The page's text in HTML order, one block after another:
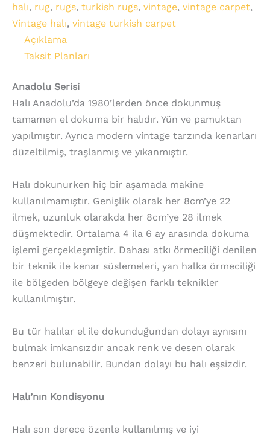
halı, rug, rugs, turkish rugs, vintage, vintage carpet,
Vintage halı, vintage turkish carpet
Açıklama
Taksit Planları
Anadolu Serisi
Halı Anadolu’da 1980’lerden önce dokunmuş
tamamen el dokuma bir halıdır. Yün ve pamuktan
yapılmıştır. Ayrıca modern vintage tarzında kenarları
düzeltilmiş, traşlanmış ve yıkanmıştır.
Halı dokunurken hiç bir aşamada makine
kullanılmamıştır. Genişlik olarak her 8cm’ye 22
ilmek, uzunluk olarakda her 8cm’ye 28 ilmek
düşmektedir. Ortalama 4 ila 6 ay arasında dokuma
işlemi gerçekleşmiştir. Dahası atkı örmeciliği denilen
bir teknik ile kenar süslemeleri, yan halka örmeciliği
ile bölgeden bölgeye değişen farklı teknikler
kullanılmıştır.
Bu tür halılar el ile dokunduğundan dolayı aynısını
bulmak imkansızdır ancak renk ve desen olarak
benzeri bulunabilir. Bundan dolayı bu halı eşsizdir.
Halı’nın Kondisyonu
Halı son derece özenle kullanılmış ve iyi